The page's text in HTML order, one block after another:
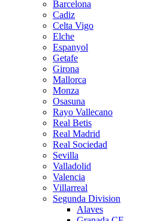
Barcelona
Cadiz
Celta Vigo
Elche
Espanyol
Getafe
Girona
Mallorca
Monza
Osasuna
Rayo Vallecano
Real Betis
Real Madrid
Real Sociedad
Sevilla
Valladolid
Valencia
Villarreal
Segunda Division
Alaves